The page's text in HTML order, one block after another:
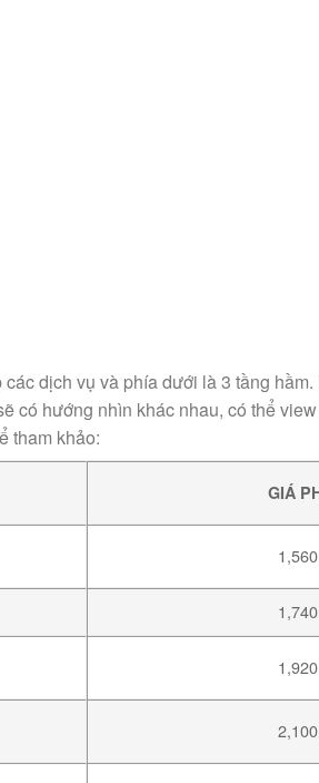
dịch vụ và phía dưới là 3 tầng
có hướng nhìn khác nhau, có thể
tham khảo:
GIÁ